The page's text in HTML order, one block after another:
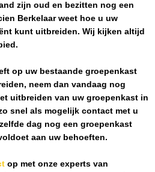
zijn oud en bezitten nog een
Berkelaarweet hoe u uw
kunt uitbreiden. Wij kijken altijd
op uw bestaande groepenkast
neem dan vandaag nog
uitbreiden van uw groepenkast in
snel als mogelijk contact met u
dag nog een groepenkast
aan uw behoeften.
op met onze experts van